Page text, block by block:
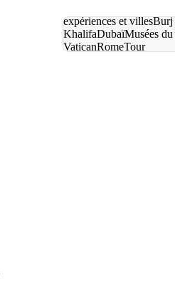
expériences et villesBurj
KhalifaDubaïMusées du
VaticanRomeTour